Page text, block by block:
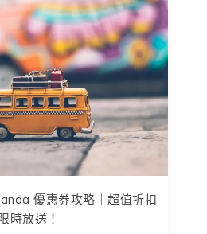
優惠券攻略｜超值折扣
限時放送！